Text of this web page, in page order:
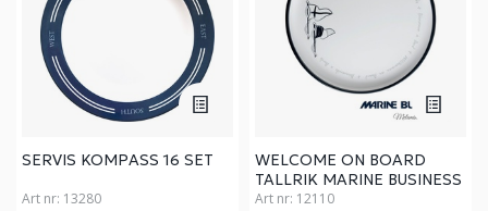
SERVIS KOMPASS 16 SET
Art nr: 13280
WELCOME ON BOARD
TALLRIK MARINE BUSINESS
MELAMIN
Art nr: 12110